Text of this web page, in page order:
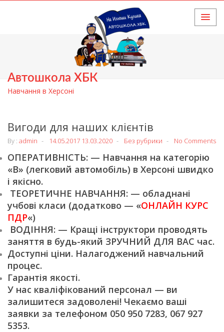
Автошкола ХБК
Навчання в Херсоні
HOME
Вигоди для наших клієнтів
By : admin 14.05.2017 13.03.2020 Без рубрики No Comments
ОПЕРАТИВНІСТЬ: — Навчання на категорію
«В» (легковий автомобіль) в Херсоні швидко
і якісно.
ТЕОРЕТИЧНЕ НАВЧАННЯ: — обладнані
учбові класи (додатково — «ОНЛАЙН КУРС
ПДР«)
ВОДІННЯ: — Кращі інструктори проводять
заняття в будь-який ЗРУЧНИЙ ДЛЯ ВАС час.
Доступні ціни. Налагоджений навчальний
процес.
Гарантія якості.
У нас кваліфікований персонал — ви
залишитеся задоволені! Чекаємо ваші
заявки за телефоном 050 950 7283, 067 927
5353.